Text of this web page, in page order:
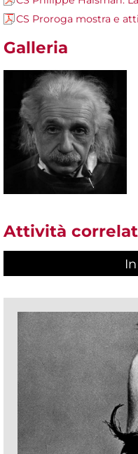
CS Proroga mostra e
Galleria
Attività